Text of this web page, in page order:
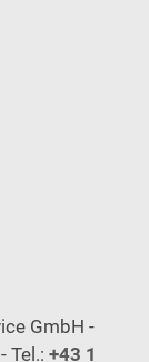
GmbH -
Tel.: +43 1